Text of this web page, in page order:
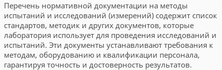
Перечень нормативной документации на методы
испытаний и исследований (измерений) содержит список
стандартов, методик и других документов, которые
лаборатория использует для проведения исследований и
испытаний. Эти документы устанавливают требования к
методам, оборудованию и квалификации персонала,
гарантируя точность и достоверность результатов.